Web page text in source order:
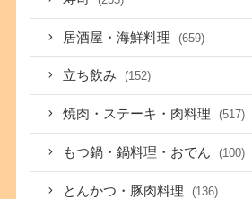
居酒屋・海鮮料理 (659)
立ち飲み (152)
焼肉・ステーキ・肉料理 (517)
もつ鍋・鍋料理・おでん (100)
とんかつ・豚肉料理 (136)